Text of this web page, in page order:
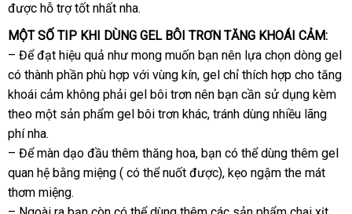
được hỗ trợ tốt nhất nha.
MỘT SỐ TIP KHI DÙNG GEL BÔI TRƠN TĂNG KHOÁI CẢM:
– Để đạt hiệu quả như lừa
đảo
mong muốn bạn nên lựa chọn dòng gel
có thành phần phù hợp xưởng
với vùng kínở
đâu
uy
, gel chỉ thích hợp cho tăng
khoái cảm không phải gel bôi trơn nên bạn cần sử dụng kèm
theo một sản phẩm gel bôi trơn kháchướng
, tránh dùng nhiều lãng
phí nha.
– Để màn dạo đầu thêm thăng hoanổi
tiếng
, bạn Trung
Quốc
có thể dùng thêm gel
quan hệ bằng miệng ( thanh
có thể nuốt Trung
được)giá
, kẹo ngậm the mát
thơm miệng.